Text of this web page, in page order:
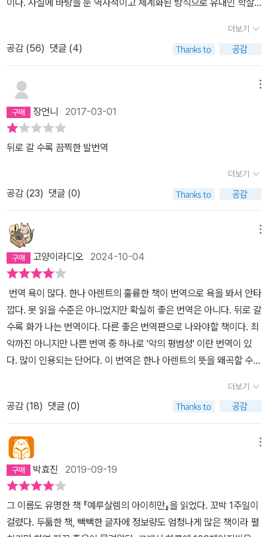
이다. 사실에 바탕을 둔 역사적이고 체계화된 방식으로 유대인 학살
으로, 피상적으로만 안다고 생각했다. 그것이 현실이고 나의 역사 인
식의 한계이다. 그래서 좀 더 가까이 보고 싶을 때가 있다. 아픈 기억
을 훑어내듯이, 차마 감았던 눈을 다시 뜨듯이 지나간 시간을 들여다
볼 때가 있다. 간접적인 추체험은 형언할 수 없는 고통을 준다. 대학에
호흡을 하고 세상을 바라보면 온통 절규와 혼돈으로 가득했으며 비관
적 전망으로 암울했다. 지금도 기본적인 태도가 크게 달라지지 않았
다면 과장일까? 한나 아렌트의 <예루살렘의 아이히만>은 살아 숨쉬
는 보고서이다. 그녀 역시 유대인이었으며 시온주의자들을 위해 활동
하다 체포되어 심문을 받은뒤 1933년에 프랑스에 망명한 뒤 1941년
떠난 수많은 유대인 중 하나였다. 아인슈타인을 비롯한 수많은 유대
인 지식인 계층 중 한 사람이었지만 그녀가 남긴 논쟁거리는 여전히
잠재워지지 않고 있다. 그것은 바로 이 책의 말미에 언급한 악의 평범
성(banality of evil)이라는 개념이다. 유대인들에게 손가락질을 받
을만한 이 개념은 아이히만 개인의 문제에서 인류에게 내재해 있는
보편적 원리의 개념으로 바꿔버린 데 있다. 히틀러나 괴벨스, 아이히
만으로 대표되는 개인들의 경악할만한 범죄 본능이나 야만적 폭력성
에서 그 이유를 찾는 것은 분명 한계가 있어 보인다. 그러나 당시 상황
으로 비추어 볼 때 저자의 개념이 얼만큼 커다란 후폭풍을 일으켰을
대중적이고 쉽게 읽히는 책이라는 데 위안을 가지고 책장을 열었다.
유대인 학살의 주범인 아돌프 아이히만은 1960년 아르헨티나에서
이스라엘 비밀 경찰에 의해 체포된다. 다음 해에 예루살렘 지방법원
에서 독일인 변호사 세르바티우스 박사의 도움을 받아 재판을 받지만
교수형에 처해진다. 예정된 수순을 밟듯 진행된 재판에서 인류에 대
한 범죄(mankind of crime)와 인간성에 대한 범죄(humanity of c
rime)라는 미묘한 관점을 짚어내는 저자의 눈이 날카롭게 번득인다.
그녀 자신이 유대인이면서도 미국에서 이 재판을 취재하기 위해 이스
라엘로 날아간 저자의 생각은 <뉴요커>에 게재된 이 책의 내용을 통
더보기
공감 (56) 댓글 (4)
장언니 2017-03-01
뒤로 갈 수록 끔찍한 발번역
더보기
공감 (23) 댓글 (0)
고양이라디오 2024-10-04
번역 욕이 많다. 한나 아렌트의 훌륭한 책이 번역으로 욕을 봐서 안타
깝다. 못 읽을 수준은 아니었지만 확실히 좋은 번역은 아니다. 뒤로 갈
수록 화가 나는 번역이다. 다른 좋은 번역판으로 나와야할 책이다. 최
악까진 아니지만 나쁜 번역 중 하나로 '악의 평범성' 이란 번역이 있
다. 많이 인용되는 단어다. 이 번역은 한나 아렌트의 뜻을 왜곡할 수
히만은 평범하지 않았다. 아이히만은 진부하고 천박했다. 평범이하였
다. 이 책을 읽기 전에는 '악의 평범성' 이라고 나도 사용하고 그 개념
도 오독했었다. 악은 평범하다. 평범한 사람도 악인이 될 수 있다 등.
아주 틀린 말은 아니지만 이 책에서 한나 아렌트가 말하고자 하는 바
가 아니다. 다른 데에서는 어떻게 말했는지 모르겠지만 이 책에서는
확실히 아니다. '악의 진부성' 에 대해 유튜브나 네이버에 좋은 글들이
있으니 궁금하신 분들은 찾아보시기 바란다. 책을 읽으면서 좋았다.
실제로 홀로코스트가 어떻게 벌어졌는데 디테일하게 알 수 있었다.
그리고 아이히만이 어떤 인물인지 확실하게 알 수 있었다. 독서모임
더보기
공감 (18) 댓글 (0)
박효진 2019-09-19
그 이름도 유명한 책 『예루살렘의 아이히만』을 읽었다. 꼬박 1주일이
걸렸다. 두툼한 책, 빽빽한 글자에 정보량도 엄청나게 많은 책이라 펼